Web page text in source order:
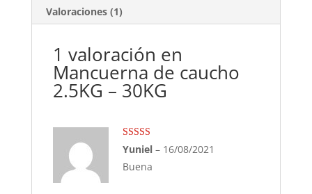
Valoraciones (1)
1 valoración en
Mancuerna de caucho
2.5KG – 30KG
Valorado con
5 de 5
Yuniel – 16/08/2021
Buena